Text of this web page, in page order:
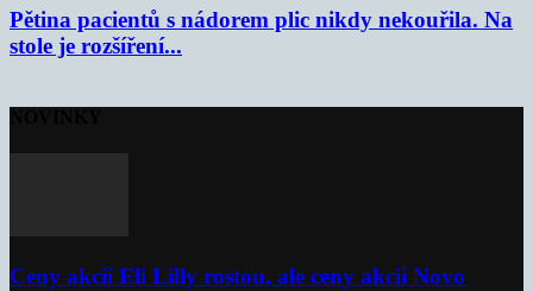
Pětina pacientů s nádorem plic nikdy nekouřila. Na
stole je rozšíření...
Ceny akcií Eli Lilly rostou, ale ceny akcií Novo